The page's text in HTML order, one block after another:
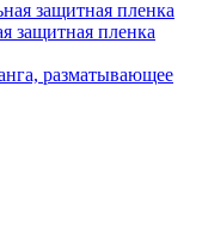
защитная пленка
разматывающее